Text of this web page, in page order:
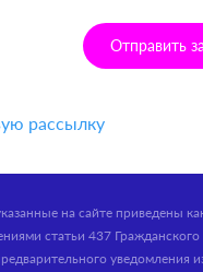
Отправить
рассылку
на сайте приведены
статьи 437 Гражданского
уведомления